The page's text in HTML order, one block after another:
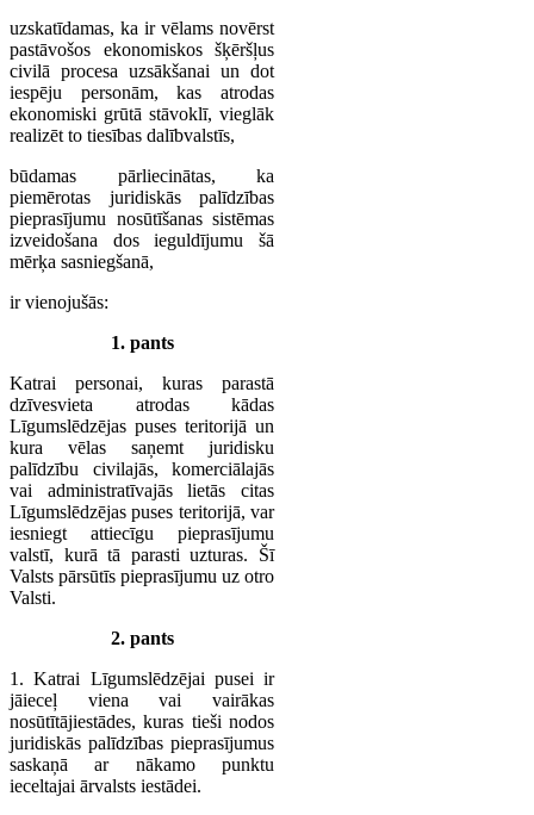
uzskatīdamas, ka ir vēlams novērst
pastāvošos ekonomiskos šķēršļus
civilā procesa uzsākšanai un dot
iespēju personām, kas atrodas
ekonomiski grūtā stāvoklī, vieglāk
realizēt to tiesības dalībvalstīs,
būdamas pārliecinātas, ka
piemērotas juridiskās palīdzības
pieprasījumu nosūtīšanas sistēmas
izveidošana dos ieguldījumu šā
mērķa sasniegšanā,
ir vienojušās:
1. pants
Katrai personai, kuras parastā
dzīvesvieta atrodas kādas
Līgumslēdzējas puses teritorijā un
kura vēlas saņemt juridisku
palīdzību civilajās, komerciālajās
vai administratīvajās lietās citas
Līgumslēdzējas puses teritorijā, var
iesniegt attiecīgu pieprasījumu
valstī, kurā tā parasti uzturas. Šī
Valsts pārsūtīs pieprasījumu uz otro
Valsti.
2. pants
1. Katrai Līgumslēdzējai pusei ir
jāieceļ viena vai vairākas
nosūtītājiestādes, kuras tieši nodos
juridiskās palīdzības pieprasījumus
saskaņā ar nākamo punktu
ieceltajai ārvalsts iestādei.